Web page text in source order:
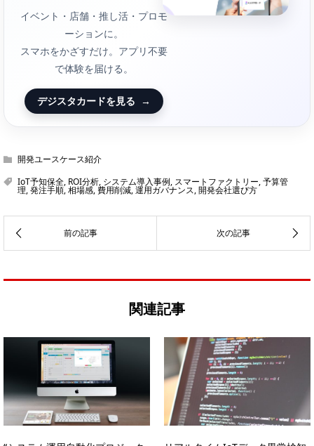
イベント・店舗・推し活・プロモ
ーションに。
スマホをかざすだけ。アプリ不要
で体験を届ける。
デジスタカードを見る →
開発ユースケース紹介
IoT予知保全, ROI分析, システム導入事例, スマートファクトリー,予算管
理,発注手順,相場感,費用削減,運用ガバナンス,開発会社選び方
関連記事